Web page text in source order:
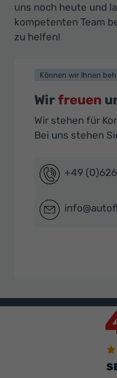
uns noch heute und
kompetenten Team
zu helfen!
Können wir Ihnen
Wirfreuen
Wir stehen für
Bei uns stehen
+49